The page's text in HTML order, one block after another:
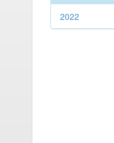
2022